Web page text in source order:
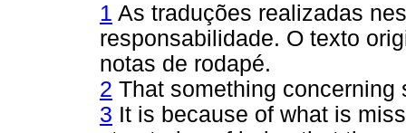
1 As traduções realizadas
responsabilidade. O texto
notas de rodapé.
2 That something
3 It is because of what is